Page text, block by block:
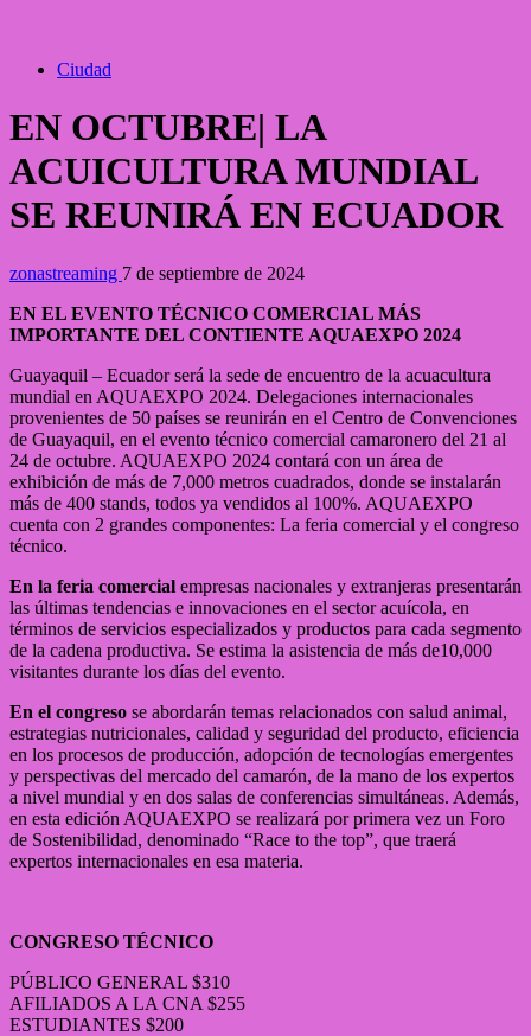
Ciudad
EN OCTUBRE| LA
ACUICULTURA MUNDIAL
SE REUNIRÁ EN ECUADOR
zonastreaming 7 de septiembre de 2024
EN EL EVENTO TÉCNICO COMERCIAL MÁS
IMPORTANTE DEL CONTIENTE AQUAEXPO 2024
Guayaquil – Ecuador será la sede de encuentro de la acuacultura
mundial en AQUAEXPO 2024. Delegaciones internacionales
provenientes de 50 países se reunirán en el Centro de Convenciones
de Guayaquil, en el evento técnico comercial camaronero del 21 al
24 de octubre. AQUAEXPO 2024 contará con un área de
exhibición de más de 7,000 metros cuadrados, donde se instalarán
más de 400 stands, todos ya vendidos al 100%. AQUAEXPO
cuenta con 2 grandes componentes: La feria comercial y el congreso
técnico.
En la feria comercial empresas nacionales y extranjeras presentarán
las últimas tendencias e innovaciones en el sector acuícola, en
términos de servicios especializados y productos para cada segmento
de la cadena productiva. Se estima la asistencia de más de10,000
visitantes durante los días del evento.
En el congreso se abordarán temas relacionados con salud animal,
estrategias nutricionales, calidad y seguridad del producto, eficiencia
en los procesos de producción, adopción de tecnologías emergentes
y perspectivas del mercado del camarón, de la mano de los expertos
a nivel mundial y en dos salas de conferencias simultáneas. Además,
en esta edición AQUAEXPO se realizará por primera vez un Foro
de Sostenibilidad, denominado “Race to the top”, que traerá
expertos internacionales en esa materia.
CONGRESO TÉCNICO
PÚBLICO GENERAL $310
AFILIADOS A LA CNA $255
ESTUDIANTES $200